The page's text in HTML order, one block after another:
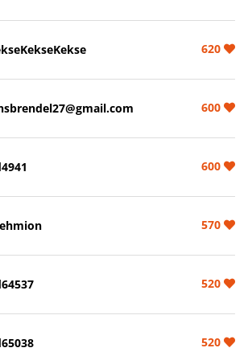
620
600
600
570
520
520